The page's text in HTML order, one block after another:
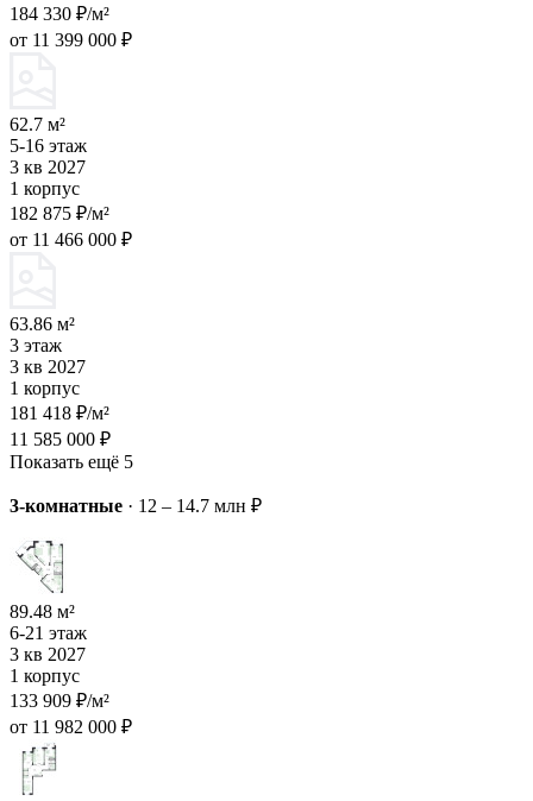
184 330 ₽/м²
от 11 399 000 ₽
62.7 м²
5-16 этаж
3 кв 2027
1 корпус
182 875 ₽/м²
от 11 466 000 ₽
63.86 м²
3 этаж
3 кв 2027
1 корпус
181 418 ₽/м²
11 585 000 ₽
Показать ещё 5
3-комнатные · 12 – 14.7 млн ₽
89.48 м²
6-21 этаж
3 кв 2027
1 корпус
133 909 ₽/м²
от 11 982 000 ₽